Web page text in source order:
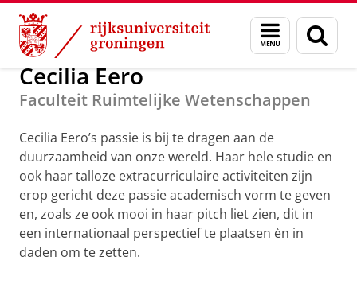
Skip
Content
Skip
Navigation
Menu
en
zoeken
Alumni GUF-100 prijzen 2020
Cecilia Eero
Faculteit Ruimtelijke Wetenschappen
Cecilia Eero’s passie is bij te dragen aan de
duurzaamheid van onze wereld. Haar hele studie en
ook haar talloze extracurriculaire activiteiten zijn
erop gericht deze passie academisch vorm te geven
en, zoals ze ook mooi in haar pitch liet zien, dit in
een internationaal perspectief te plaatsen èn in
daden om te zetten.